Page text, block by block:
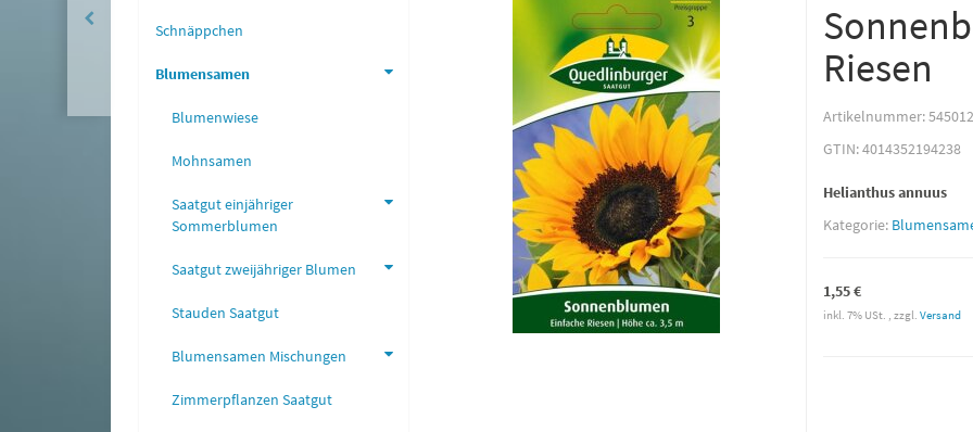
Riesen
Artikelnummer:
GTIN:4014352194238
Helianthus annuus
Kategorie:
1,55 €
inkl. 7% USt. , zzgl. Versand
Schnäppchen
Blumensamen
Blumenwiese
Mohnsamen
Saatgut einjähriger
Sommerblumen
Saatgut zweijähriger Blumen
Stauden Saatgut
Blumensamen Mischungen
Zimmerpflanzen Saatgut